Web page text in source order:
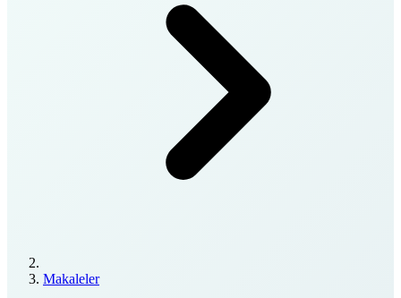
Makaleler